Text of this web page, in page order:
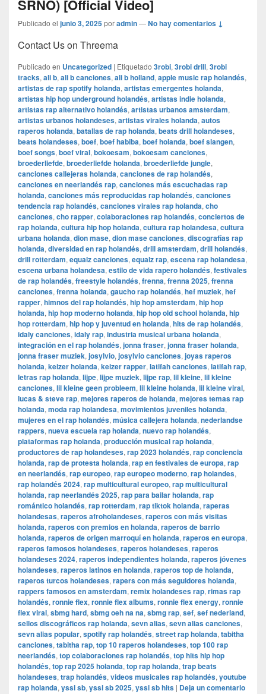
SRNO) [Official Video]
Publicado el junio 3, 2025poradmin—No hay comentarios ↓
Contact Us on Threema
Publicado en Uncategorized | Etiquetado 3robi, 3robi drill, 3robi
tracks, ali b, ali b canciones, ali b holland, apple music rap holandés,
artistas de rap spotify holanda, artistas emergentes holanda,
artistas hip hop underground holandés, artistas indie holanda,
artistas rap alternativo holandés, artistas urbanos amsterdam,
artistas urbanos holandeses, artistas virales holanda, autos
raperos holanda, batallas de rap holanda, beats drill holandeses,
beats holandeses, boef, boef habiba, boef holanda, boef slangen,
boef songs, boef viral, bokoesam, bokoesam canciones,
broederliefde, broederliefde holanda, broederliefde jungle,
canciones callejeras holanda, canciones de rap holandés,
canciones en neerlandés rap, canciones más escuchadas rap
holanda, canciones más reproducidas rap holandés, canciones
tendencia rap holandés, canciones virales rap holanda, cho
canciones, cho rapper, colaboraciones rap holandés, conciertos de
rap holanda, cultura hip hop holanda, cultura rap holandesa, cultura
urbana holanda, dion mase, dion mase canciones, discografías rap
holanda, diversidad en rap holandés, drill amsterdam, drill holandés,
drill rotterdam, equalz canciones, equalz rap, escena rap holandesa,
escena urbana holandesa, estilo de vida rapero holandés, festivales
de rap holandés, freestyle holandés, frenna, frenna 2025, frenna
canciones, frenna holanda, gaucho rap holandés, hef muziek, hef
rapper, himnos del rap holandés, hip hop amsterdam, hip hop
holanda, hip hop moderno holanda, hip hop old school holanda, hip
hop rotterdam, hip hop y juventud en holanda, hits de rap holandés,
idaly canciones, idaly rap, industria musical urbana holanda,
integración en el rap holandés, jonna fraser, jonna fraser holanda,
jonna fraser muziek, josylvio, josylvio canciones, joyas raperos
holanda, keizer holanda, keizer rapper, latifah canciones, latifah rap,
letras rap holanda, lijpe, lijpe muziek, lijpe rap, lil kleine, lil kleine
canciones, lil kleine geen probleem, lil kleine holanda, lil kleine viral,
lucas & steve rap, mejores raperos de holanda, mejores temas rap
holanda, moda rap holandesa, movimientos juveniles holanda,
mujeres en el rap holandés, música callejera holanda, nederlandse
rappers, nueva escuela rap holanda, nuevo rap holandés,
plataformas rap holanda, producción musical rap holanda,
productores de rap holandeses, rap 2023 holandés, rap conciencia
holanda, rap de protesta holanda, rap en festivales de europa, rap
en neerlandés, rap europeo, rap europeo moderno, rap holandes,
rap holandés 2024, rap multicultural europeo, rap multicultural
holanda, rap neerlandés 2025, rap para bailar holanda, rap
romántico holandés, rap rotterdam, rap tiktok holanda, raperas
holandesas, raperos afroholandeses, raperos con más visitas
holanda, raperos con premios en holanda, raperos de barrio
holanda, raperos de origen marroquí en holanda, raperos en europa,
raperos famosos holandeses, raperos holandeses, raperos
holandeses 2024, raperos independientes holanda, raperos jóvenes
holandeses, raperos latinos en holanda, raperos top de holanda,
raperos turcos holandeses, rapers con más seguidores holanda,
rappers famosos en amsterdam, remix holandeses rap, rimas rap
holandés, ronnie flex, ronnie flex albums, ronnie flex energy, ronnie
flex viral, sbmg hard, sbmg oeh na na, sbmg rap, sef, sef nederland,
sellos discográficos rap holanda, sevn alias, sevn alias canciones,
sevn alias popular, spotify rap holandés, street rap holanda, tabitha
canciones, tabitha rap, top 10 raperos holandeses, top 100 rap
neerlandés, top colaboraciones rap holandés, top hits hip hop
holandés, top rap 2025 holanda, top rap holanda, trap beats
holandeses, trap holandés, videos musicales rap holandés, youtube
rap holanda, yssi sb, yssi sb 2025, yssi sb hits | Deja un comentario